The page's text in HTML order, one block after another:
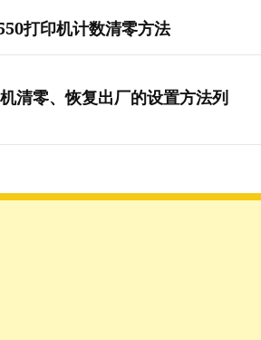
打印机计数清零方法
清零、恢复出厂的设置方法列